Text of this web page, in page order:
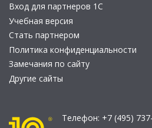
Вход для партнеров 1С
Учебная версия
Стать партнером
Политика конфиденциальности
Замечания по сайту
Другие сайты
Телефон: +7 (495)